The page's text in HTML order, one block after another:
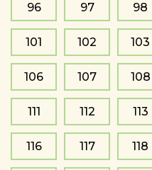
96 97 98
101 102 103
106 107 108
111 112 113
116 117 118